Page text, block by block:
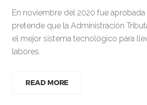
En noviembre del 2020 fue aprobada
pretende que la Administración
el mejor sistema tecnológico para
labores.
READ MORE